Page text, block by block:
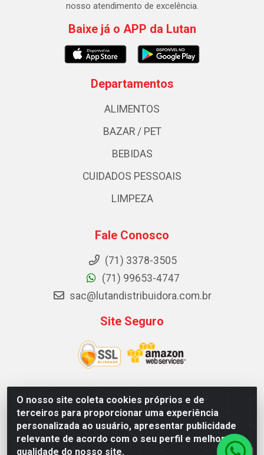
O nosso site coleta cookies próprios e de
terceiros para proporcionar uma experiência
personalizada ao usuário, apresentar publicidade
relevante de acordo com o seu perfil e melhorar a
qualidade do nosso site.
nosso atendimento de excelência.
Baixe já o APP da Lutan
Departamentos
ALIMENTOS
BAZAR / PET
BEBIDAS
CUIDADOS PESSOAIS
LIMPEZA
Fale Conosco
(71) 3378-3505
(71) 99653-4747
sac@lutandistribuidora.com.br
Site Seguro
Lutan Distribuidora - Rua Dr. Gerino Souza Filho, 1525 -
Itinga - Lauro de Freitas / BA - CEP 42700-000 - CNPJ
05.156.713/0001-62